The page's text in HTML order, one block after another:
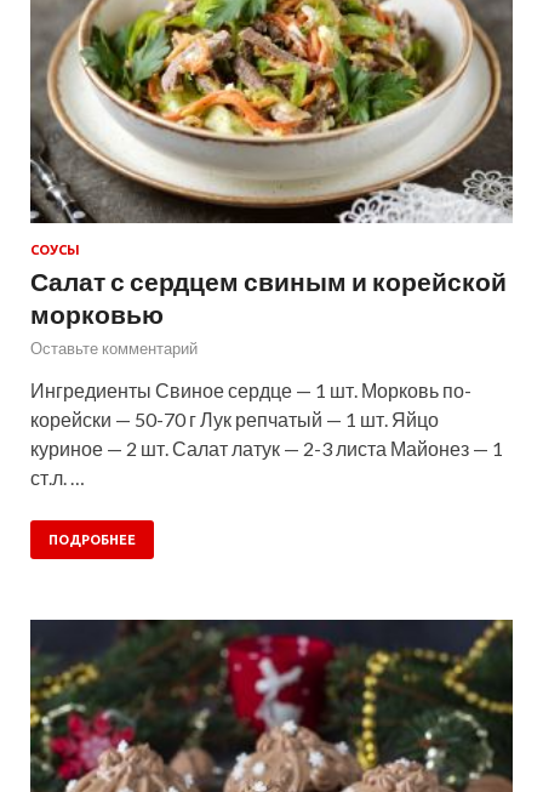
СОУСЫ
Салат с сердцем свиным и корейской
морковью
Оставьте комментарий
Ингредиенты Свиное сердце — 1 шт. Морковь по-
корейски — 50-70 г Лук репчатый — 1 шт. Яйцо
куриное — 2 шт. Салат латук — 2-3 листа Майонез — 1
ст.л. …
ПОДРОБНЕЕ